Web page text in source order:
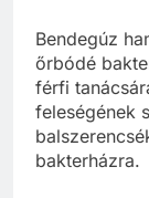
Bendegúz
őrbódé
férfi
feleségének
bakterházra.